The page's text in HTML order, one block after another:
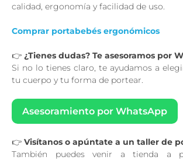
calidad, ergonomía y facilidad de uso.
Comprar portabebés ergonómicos
👉 ¿Tienes dudas? Te asesoramos por
Si no lo tienes claro, te ayudamos a
tu cuerpo y tu forma de portear.
Asesoramiento por WhatsApp
👉 Visítanos o apúntate a un taller de
También puedes venir a tienda a